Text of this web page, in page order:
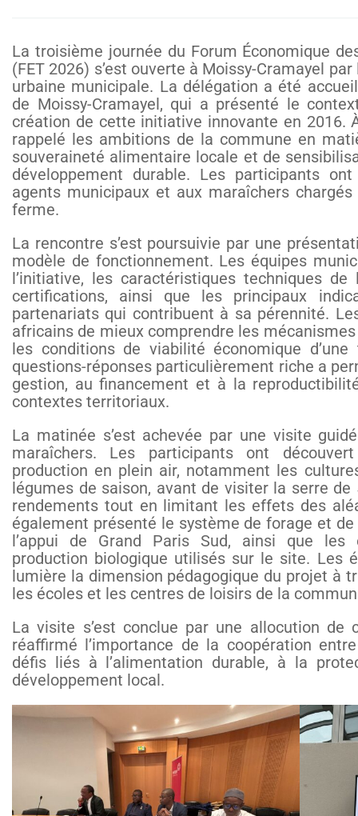
La troisième journée du Forum Économique
(FET 2026) s’est ouverte à Moissy-Cramayel
urbaine municipale. La délégation a été
de Moissy-Cramayel, qui a présenté le
création de cette initiative innovante en 2016.
rappelé les ambitions de la commune en
souveraineté alimentaire locale et de
développement durable. Les participants
agents municipaux et aux maraîchers
ferme.
La rencontre s’est poursuivie par une
modèle de fonctionnement. Les équipes
l’initiative, les caractéristiques techniques de
certifications, ainsi que les principaux
partenariats qui contribuent à sa pérennité.
africains de mieux comprendre les
les conditions de viabilité économique
questions-réponses particulièrement riche a
gestion, au financement et à la
contextes territoriaux.
La matinée s’est achevée par une visite
maraîchers. Les participants ont
production en plein air, notamment les
légumes de saison, avant de visiter la serre
rendements tout en limitant les effets des
également présenté le système de forage et de
l’appui de Grand Paris Sud, ainsi que les
production biologique utilisés sur le site. Les
lumière la dimension pédagogique du projet à
les écoles et les centres de loisirs de la
La visite s’est conclue par une allocution
réaffirmé l’importance de la coopération
défis liés à l’alimentation durable, à la
développement local.